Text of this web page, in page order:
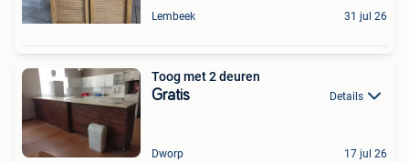
Lembeek 31 jul 26
Toog met 2 deuren
Gratis Details
Dworp 17 jul 26